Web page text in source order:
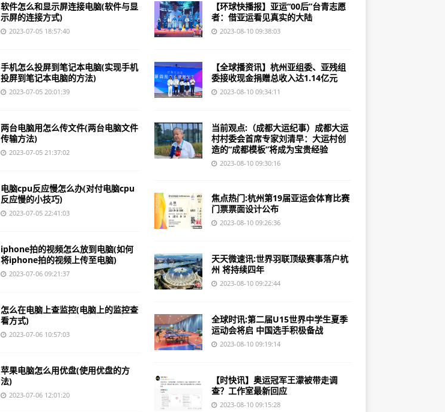
软件怎么和显示屏连接电脑(软件与显
示屏的连接方式)
2023-07-05 18:57:40
手机怎么投屏到笔记本电脑(实现手机
投屏到笔记本电脑的方法)
2023-07-05 20:01:39
两台电脑用怎么传文件(两台电脑文件
传输方法)
2023-07-05 21:37:02
电脑cpu反应慢怎么办(对付电脑cpu
反应慢的小技巧)
2023-07-05 22:41:03
iphone拍的视频怎么放到电脑(如何
将iphone拍的视频上传至电脑)
2023-07-06 09:21:37
怎么在电脑上查监控(电脑上的监控查
看方式)
2023-07-06 10:57:03
苹果电脑怎么用优盘(使用优盘的方
法)
2023-07-06 12:01:20
【环球快播报】亚运“00后”台青志愿
者：借亚运看见真实的大陆
2023-08-10 09:38:03
【全球播资讯】杭州亚组委、亚残组
委接收现金捐赠总收入达1.14亿元
2023-08-10 09:34:11
当前观点:（成都大运纪事）成都大运
村村委会首席专家刘清早：大运村创
造的“成都模板”将成为宝贵经验
2023-08-10 09:30:16
焦点热门:杭州第19届亚运会体育比赛
门票票面设计公布
2023-08-10 09:26:36
天天微速讯:世界羽联顶级赛事落户杭
州 将持续四年
2023-08-10 09:22:44
全球时讯:第二届U15世界中学生夏季
运动会将启 中国选手积极备战
2023-08-10 09:19:14
【时快讯】奥运冠军王濛被带走调
查？工作室最新回应
2023-08-10 09:15:28